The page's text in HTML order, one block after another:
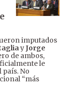
imputados
yJorge
de ambos,
le
No
“más